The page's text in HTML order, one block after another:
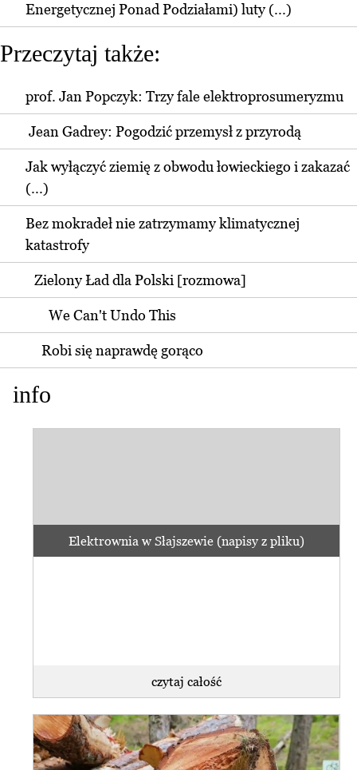
Energetycznej Ponad Podziałami) luty (...)
Przeczytaj także:
prof. Jan Popczyk: Trzy fale elektroprosumeryzmu
Jean Gadrey: Pogodzić przemysł z przyrodą
Jak wyłączyć ziemię z obwodu łowieckiego i zakazać
(...)
Bez mokradeł nie zatrzymamy klimatycznej
katastrofy
Zielony Ład dla Polski [rozmowa]
We Can't Undo This
Robi się naprawdę gorąco
info
Elektrownia w Słajszewie (napisy z pliku)
czytaj całość